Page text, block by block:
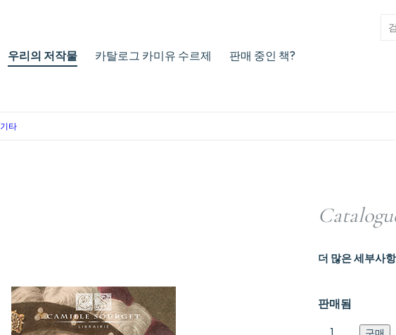
우리의 저작물 카탈로그 카미유 수르제 판매 중인 책?
기타
판매됨
더 많은 세부사항
Catalogue